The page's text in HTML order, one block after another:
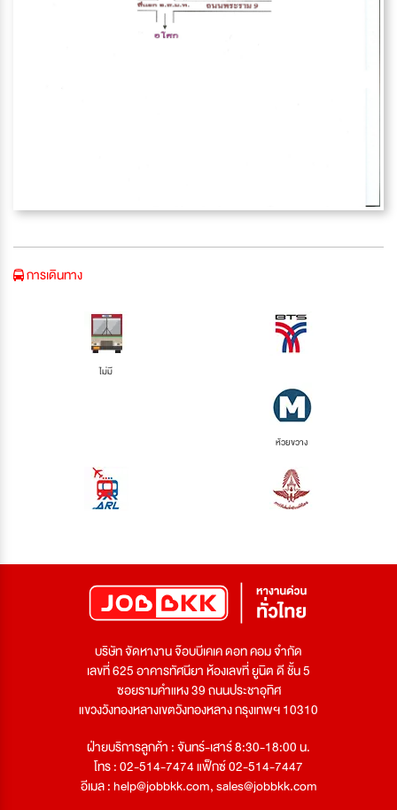
การเดินทาง
ไม่มี
ห้วยขวาง
บริษัท จัดหางาน จ๊อบบีเคเค ดอท คอม จำกัด
เลขที่ 625 อาคารทัศนียา ห้องเลขที่ ยูนิต ดี ชั้น 5
ซอยรามคำแหง 39 ถนนประชาอุทิศ
แขวงวังทองหลางเขตวังทองหลาง กรุงเทพฯ 10310
ฝ่ายบริการลูกค้า : จันทร์-เสาร์ 8:30-18:00 น.
โทร : 02-514-7474 แฟ็กซ์ 02-514-7447
อีเมล :help@jobbkk.com,sales@jobbkk.com